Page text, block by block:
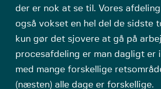
der er nok at se til. Vores
også vokset en hel del de sidste
kun gør det sjovere at gå på
procesafdeling er man dagligt er
med mange forskellige
(næsten) alle dage er forskellige.